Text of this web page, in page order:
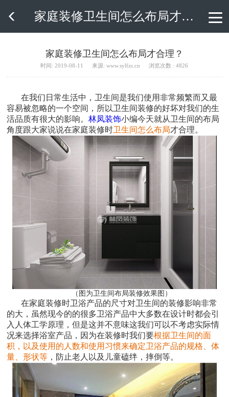
 家庭装修卫生间怎么布局才合理？
家庭装修卫生间怎么布局才合理？
时间: 2019-08-11 来源: www.sylfzs.cn 浏览次数 : 4826
在我们日常生活中，卫生间是我们使用非常频繁而又最
容易被忽略的一个空间，所以卫生间装修的好坏对我们的生
活品质有很大的影响。林凤装饰小编今天就从卫生间的布局
角度跟大家说说在家庭装修时卫生间怎么布局才合理。
（图为卫生间布局装修效果图）
在家庭装修时卫浴产品的尺寸对卫生间的装修影响非常
的大，虽然现今的的很多卫浴产品中大多数在设计时都会引
入人体工学原理，但是这并不意味这我们可以不考虑实际情
况来选择浴室产品，因为在装修时我们要根据卫生间的面
积，以及使用的人数和使用习惯来确定卫浴产品的规格、体
量、形状等 ，防止老人以及儿童磕绊，摔倒等。